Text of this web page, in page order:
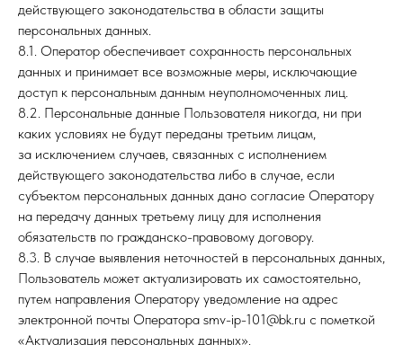
действующего законодательства в области защиты
персональных данных.
8.1. Оператор обеспечивает сохранность персональных
данных и принимает все возможные меры, исключающие
доступ к персональным данным неуполномоченных лиц.
8.2. Персональные данные Пользователя никогда, ни при
каких условиях не будут переданы третьим лицам,
за исключением случаев, связанных с исполнением
действующего законодательства либо в случае, если
субъектом персональных данных дано согласие Оператору
на передачу данных третьему лицу для исполнения
обязательств по гражданско-правовому договору.
8.3. В случае выявления неточностей в персональных данных,
Пользователь может актуализировать их самостоятельно,
путем направления Оператору уведомление на адрес
электронной почты Оператора smv-ip-101@bk.ru с пометкой
«Актуализация персональных данных».